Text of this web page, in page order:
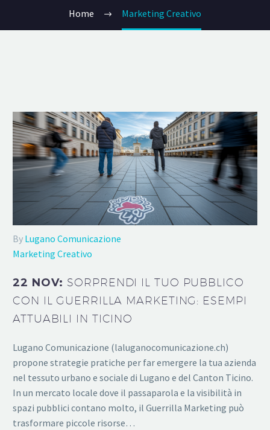
Home Marketing Creativo
By Lugano Comunicazione
Marketing Creativo
22 NOV: SORPRENDI IL TUO PUBBLICO
CON IL GUERRILLA MARKETING: ESEMPI
ATTUABILI IN TICINO
Lugano Comunicazione (laluganocomunicazione.ch)
propone strategie pratiche per far emergere la tua azienda
nel tessuto urbano e sociale di Lugano e del Canton Ticino.
In un mercato locale dove il passaparola e la visibilità in
spazi pubblici contano molto, il Guerrilla Marketing può
trasformare piccole risorse…